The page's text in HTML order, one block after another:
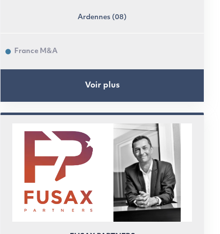
Ardennes (08)
France M&A
Voir plus